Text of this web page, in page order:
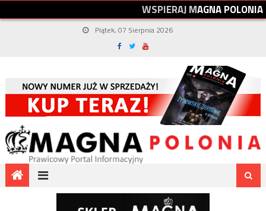
WSPIERAJMAGNAPOLONIA
Piątek, 07 Sierpnia 2026